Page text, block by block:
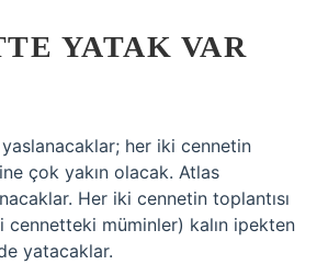
YATAK VAR
her iki cennetin
çok yakın olacak. Atlas
Her iki cennetin toplantısı
cennetteki müminler) kalın ipekten
yatacaklar.